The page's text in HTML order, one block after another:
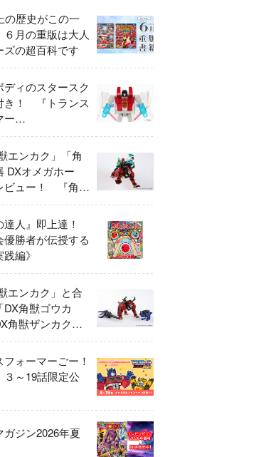
の歴史がこの一
月の重版は大人
ズの超百科です
ディのスタースク
き！ 『トランス
ー
』2026年
発売！
エンカク」「角
DXオメガホー
ビュー！ 『角醒
オメガホーン』
開がスタート！
達人』即上達！
優勝者が伝授する
編》
エンカク」と合
角獣ゴウカ
角獣ザンカク」
ー！
フォーマーごー！
～19話限定公
ガジン2026年夏